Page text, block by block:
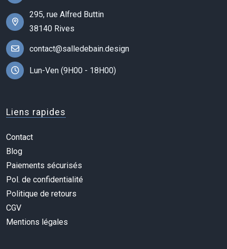
295, rue Alfred Buttin
38140 Rives
contact@salledebain.design
Lun-Ven (9H00 - 18H00)
Liens rapides
Contact
Blog
Paiements sécurisés
Pol. de confidentialité
Politique de retours
CGV
Mentions légales